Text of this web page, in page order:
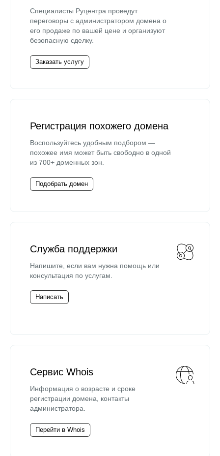
Специалисты Руцентра проведут
переговоры с администратором домена о
его продаже по вашей цене и организуют
безопасную сделку.
Заказать услугу
Регистрация похожего домена
Воспользуйтесь удобным подбором —
похожее имя может быть свободно в одной
из 700+ доменных зон.
Подобрать домен
Служба поддержки
Напишите, если вам нужна помощь или
консультация по услугам.
Написать
Сервис Whois
Информация о возрасте и сроке
регистрации домена, контакты
администратора.
Перейти в Whois